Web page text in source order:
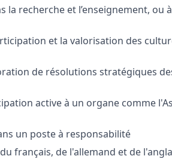
la recherche et l’enseignement, ou
et la valorisation des
de résolutions stratégiques
active à un organe comme
un poste à responsabilité
français, de l'allemand et de